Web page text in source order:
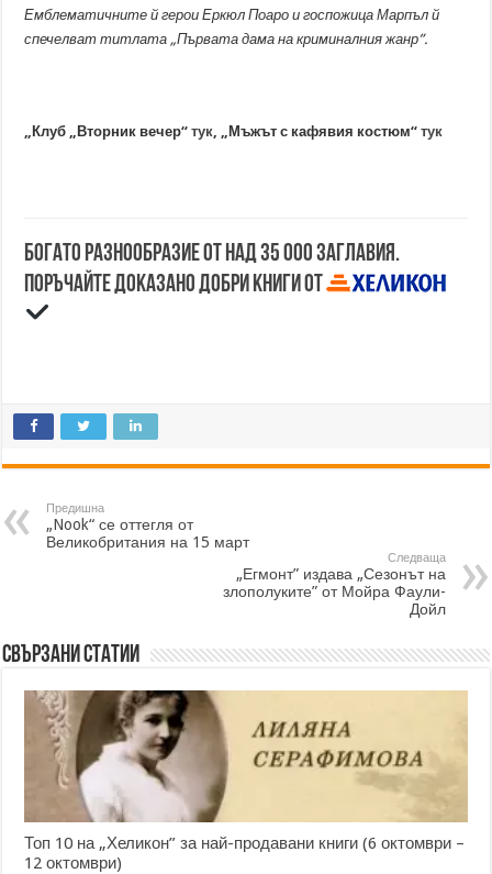
Емблематичните й герои Еркюл Поаро и госпожица Марпъл й
спечелват титлата „Първата дама на криминалния жанр”.
„ Клуб „Вторник вечер“тук, „ Мъжът с кафявия костюм“тук
Богато разнообразие от над 35 000 заглавия.
Поръчайте доказано добри книги от
Предишна
„Nook“ се оттегля от
Великобритания на 15 март
Следваща
„Егмонт” издава „Сезонът на
злополуките” от Мойра Фаули-
Дойл
Свързани статии
Топ 10 на „Хеликон” за най-продавани книги (6 октомври –
12 октомври)